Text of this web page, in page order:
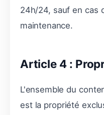
24h/24, sauf en cas
maintenance.
Article 4 :
L'ensemble du
est la propriété